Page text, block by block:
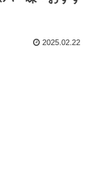
2025.02.22